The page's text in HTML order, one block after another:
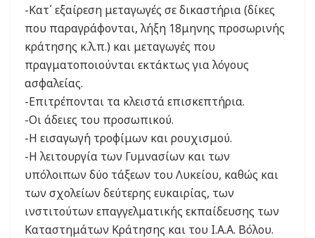
-Κατ΄ εξαίρεση μεταγωγές σε δικαστήρια (δίκες
που παραγράφονται, λήξη 18μηνης προσωρινής
κράτησης κ.λ.π.) και μεταγωγές που
πραγματοποιούνται εκτάκτως για λόγους
ασφαλείας.
-Επιτρέπονται τα κλειστά επισκεπτήρια.
-Οι άδειες του προσωπικού.
-Η εισαγωγή τροφίμων και ρουχισμού.
-Η λειτουργία των Γυμνασίων και των
υπόλοιπων δύο τάξεων του Λυκείου, καθώς και
των σχολείων δεύτερης ευκαιρίας, των
ινστιτούτων επαγγελματικής εκπαίδευσης των
Καταστημάτων Κράτησης και του Ι.Α.Α. Βόλου.